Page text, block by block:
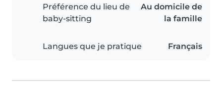
Préférence du lieu de
baby-sitting
Au domicile de
la famille
Langues que je pratique Français